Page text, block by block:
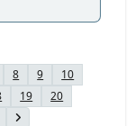
8 9
10
19
20